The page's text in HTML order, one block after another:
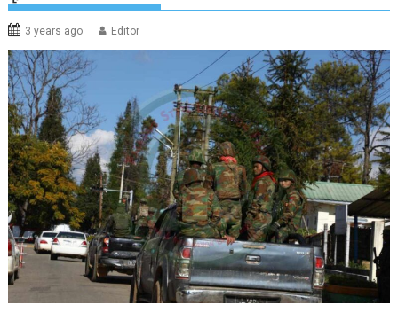
3 years ago Editor